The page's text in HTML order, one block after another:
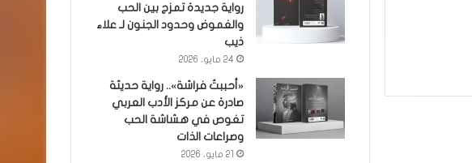
رواية جديدة تمزج بين الحب
والغموض وحدود الجنون لـ علاء
ذيب
24 مايو، 2026
«أحببتُ فراشة».. رواية حديثة
صادرة عن مركز الأدب العربي
تغوص في هشاشة الحب
وصراعات الذات
21 مايو، 2026